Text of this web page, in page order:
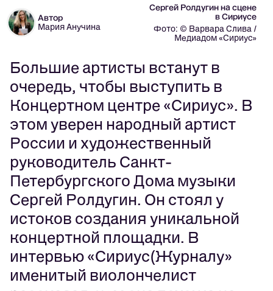
Автор
Мария Анучина
Сергей Ролдугин на сцене
в Сириусе
Фото: © Варвара Слива /
Медиадом «Сириус»
Большие артисты встанут в
очередь, чтобы выступить в
Концертном центре «Сириус». В
этом уверен народный артист
России и художественный
руководитель Санкт-
Петербургского Дома музыки
Сергей Ролдугин. Он стоял у
истоков создания уникальной
концертной площадки. В
интервью «Сириус(Журналу»
именитый виолончелист